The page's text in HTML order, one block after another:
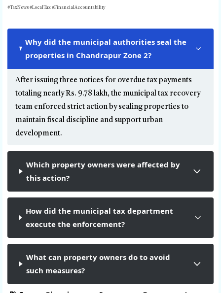
#TaxNews #LocalTax #FinancialAccountability
Why did the municipal authorities seal the
properties in Chandrapur Zone 2?
After issuing three notices for overdue tax payments
totaling nearly Rs. 9.78 lakh, the municipal tax recovery
team enforced strict action by sealing properties to
maintain fiscal discipline and support urban
development.
Which property owners were affected by
this action?
How did the municipal tax department
execute the enforcement?
What can property owners do to avoid
such measures?